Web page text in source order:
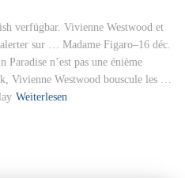
verfügbar. Vivienne Westwood et
sur … Madame Figaro–16 déc.
n’est pas une énième
Vivienne Westwood bouscule les …
Weiterlesen